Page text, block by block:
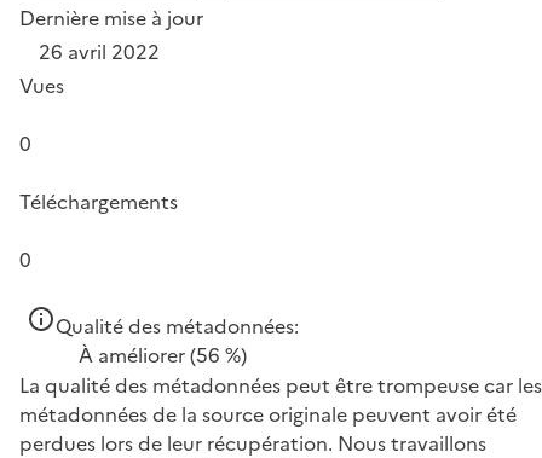
Dernière mise à jour
26 avril 2022
Vues
0
Téléchargements
0
Qualité des métadonnées:
À améliorer(56 %)
La qualité des métadonnées peut être trompeuse car les
métadonnées de la source originale peuvent avoir été
perdues lors de leur récupération. Nous travaillons